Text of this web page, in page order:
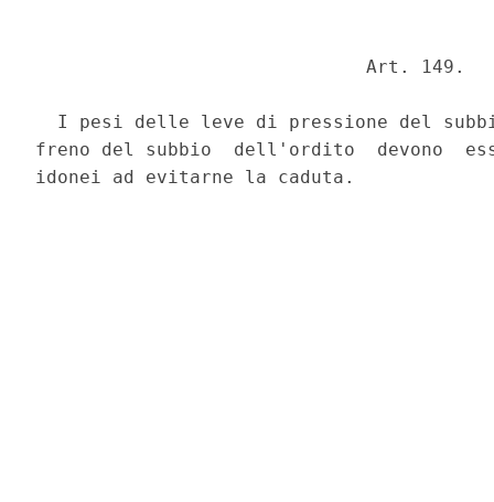
                              Art. 149.
I pesi delle leve di pressione del
freno del subbio  dell'ordito  devono